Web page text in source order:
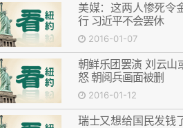
美媒：这两人惨死令
行 习近平不会罢休
2016-01-07
朝鲜乐团罢演 刘云山
怒 朝阅兵画面被删
2016-01-12
瑞士又想给国民发钱